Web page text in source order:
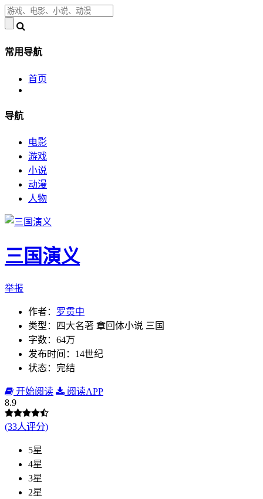
常用导航
首页
导航
电影
游戏
小说
动漫
人物
三国演义
举报
作者： 罗贯中
类型：四大名著 章回体小说 三国
字数：64万
发布时间：14世纪
状态：完结
开始阅读
阅读APP
8.9
(33人评分)
5星
4星
3星
2星